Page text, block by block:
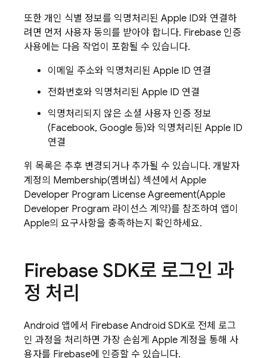
또한 개인 식별 정보를 익명처리된 Apple ID와 연결하
려면 먼저 사용자 동의를 받아야 합니다. Firebase 인증
사용에는 다음 작업이 포함될 수 있습니다.
이메일 주소와 익명처리된 Apple ID 연결
전화번호와 익명처리된 Apple ID 연결
익명처리되지 않은 소셜 사용자 인증 정보
(Facebook, Google 등)와 익명처리된 Apple ID
연결
위 목록은 추후 변경되거나 추가될 수 있습니다. 개발자
계정의 Membership(멤버십) 섹션에서 Apple
Developer Program License Agreement(Apple
Developer Program 라이선스 계약)를 참조하여 앱이
Apple의 요구사항을 충족하는지 확인하세요.
Firebase SDK로 로그인 과
정 처리
Android 앱에서 Firebase Android SDK로 전체 로그
인 과정을 처리하면 가장 손쉽게 Apple 계정을 통해 사
용자를 Firebase에 인증할 수 있습니다.